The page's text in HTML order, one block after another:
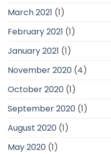
March 2021 (1)
February 2021 (1)
January 2021 (1)
November 2020 (4)
October 2020 (1)
September 2020 (1)
August 2020 (1)
May 2020 (1)